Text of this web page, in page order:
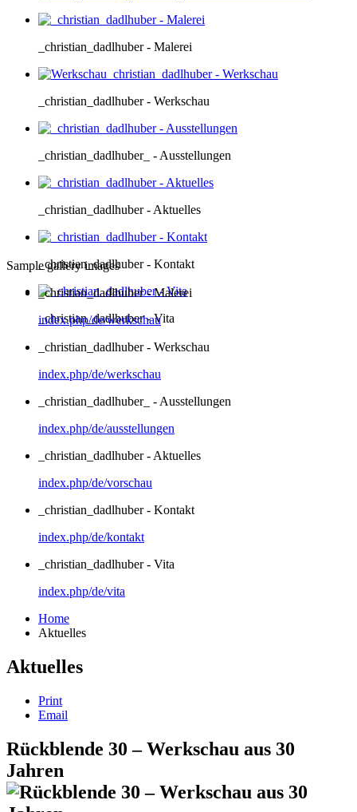
_christian_dadlhuber - Malerei
_christian_dadlhuber - Werkschau
_christian_dadlhuber_ - Ausstellungen
_christian_dadlhuber - Aktuelles
_christian_dadlhuber - Kontakt
_christian_dadlhuber - Vita
Sample gallery images
_christian_dadlhuber - Malerei
index.php/de/werkschau
_christian_dadlhuber - Werkschau
index.php/de/werkschau
_christian_dadlhuber_ - Ausstellungen
index.php/de/ausstellungen
_christian_dadlhuber - Aktuelles
index.php/de/vorschau
_christian_dadlhuber - Kontakt
index.php/de/kontakt
_christian_dadlhuber - Vita
index.php/de/vita
Home
Aktuelles
Aktuelles
Print
Email
Rückblende 30 – Werkschau aus 30
Jahren